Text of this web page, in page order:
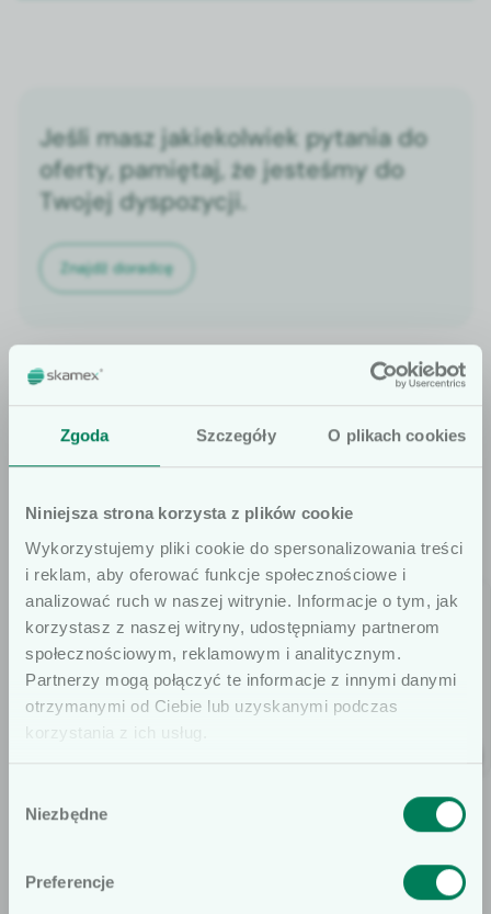
Zgoda Szczegóły O plikach cookies
Niniejsza strona korzysta z plików cookie
Wykorzystujemy pliki cookie do spersonalizowania treści
i reklam, aby oferować funkcje społecznościowe i
analizować ruch w naszej witrynie. Informacje o tym, jak
korzystasz z naszej witryny, udostępniamy partnerom
społecznościowym, reklamowym i analitycznym.
Partnerzy mogą połączyć te informacje z innymi danymi
otrzymanymi od Ciebie lub uzyskanymi podczas
korzystania z ich usług.
zgody
Niezbędne
Preferencje
Jeśli masz jakiekolwiek pytania do
oferty, pamiętaj, że jesteśmy do
Twojej dyspozycji.
Znajdź doradcę
OFERTA
Sprawdź także
cm x 46 m
podkład Lucart Strong
Szanowni użytkownicy
Informujemy, że prezentowane artykuły
profesjonalnie związanych z dziedziną
szczególności, kierujemy ofertę do
osób wykonujących zawód medyczny,